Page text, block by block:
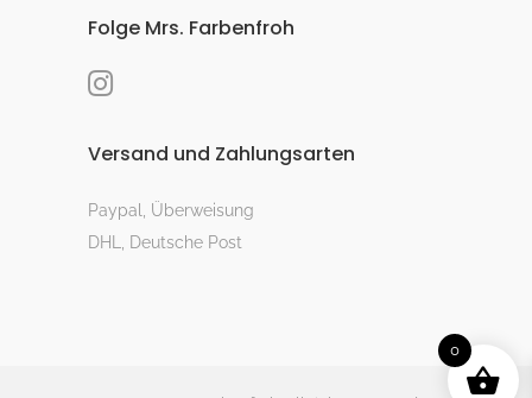
Folge Mrs. Farbenfroh
Versand und Zahlungsarten
Paypal, Überweisung
DHL, Deutsche Post
0